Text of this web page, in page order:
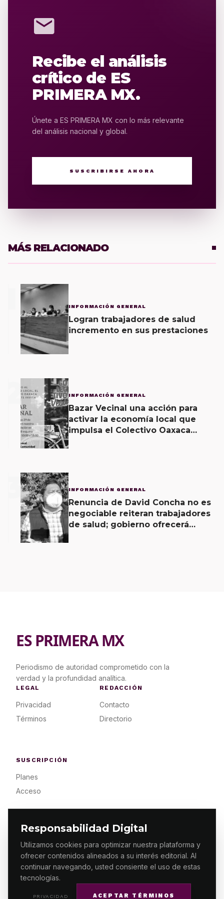
Responsabilidad Digital
Utilizamos cookies para optimizar nuestra plataforma y
ofrecer contenidos alineados a su interés editorial. Al
continuar navegando, usted consiente el uso de estas
tecnologías.
PRIVACIDAD ACEPTAR TÉRMINOS
mail
Recibe el análisis
crítico de ES
PRIMERA MX.
Únete a ES PRIMERA MX con lo más relevante
del análisis nacional y global.
SUSCRIBIRSE AHORA
MÁS RELACIONADO
INFORMACIÓN GENERAL
Logran trabajadores de salud
incremento en sus prestaciones
2 INFORMACIÓN GENERAL
Bazar Vecinal una acción para
activar la economía local que
impulsa el Colectivo Oaxaca
3 INFORMACIÓN GENERAL
Renuncia de David Concha no es
negociable reiteran trabajadores
de salud; gobierno ofrecerá
ES PRIMERA MX
Periodismo de autoridad comprometido con la
verdad y la profundidad analítica.
LEGAL
Privacidad
Términos
REDACCIÓN
Contacto
Directorio
SUSCRIPCIÓN
Planes
Acceso
© 2026 ES PRIMERA MX. ALGUNOS DERECHOS
RESERVADOS / DESIGNMAKING.MX